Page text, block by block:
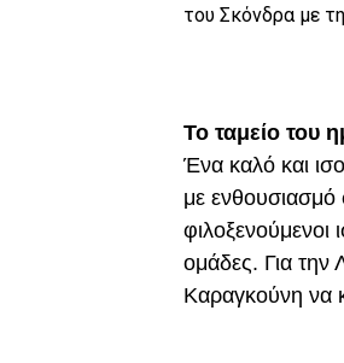
του Σκόνδρα με
Το ταμείο του
Ένα καλό και
με ενθουσιασμό
φιλοξενούμενοι
ομάδες. Για την
Καραγκούνη να